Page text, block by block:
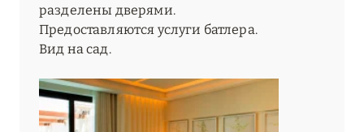
разделены дверями.
Предоставляются услуги батлера.
Вид на сад.